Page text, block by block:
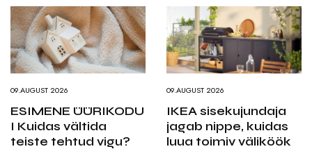
09.AUGUST 2026
ESIMENE ÜÜRIKODU
I Kuidas vältida
teiste tehtud vigu?
09.AUGUST 2026
IKEA sisekujundaja
jagab nippe, kuidas
luua toimiv väliköök